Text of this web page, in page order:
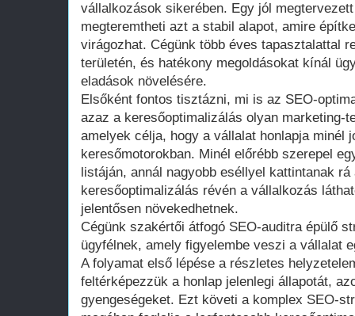
vállalkozások sikerében. Egy jól
megteremtheti azt a stabil alapot, amire
virágozhat. Cégünk több éves tapasztalattal
területén, és hatékony megoldásokat kínál
eladások növelésére.
Elsőként fontos tisztázni, mi is az SEO-
azaz a keresőoptimalizálás olyan marketing-
amelyek célja, hogy a vállalat honlapja minél
keresőmotorokban. Minél előrébb szerepel
listáján, annál nagyobb eséllyel kattintanak
keresőoptimalizálás révén a vállalkozás
jelentősen növekedhetnek.
Cégünk szakértői átfogó SEO-auditra épülő
ügyfélnek, amely figyelembe veszi a vállalat
A folyamat első lépése a részletes
feltérképezzük a honlap jelenlegi állapotát,
gyengeségeket. Ezt követi a komplex SEO-